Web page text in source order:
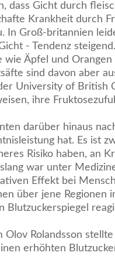
dass Gicht durch
Krankheit durch
In Groß-britannien
- Tendenz
Äpfel und Orangen
sind davon aber
University of British
ihre
darüber hinaus
hat. Es ist
Risiko haben, an
war unter
Effekt bei
über jene Regionen
Blutzuckerspiegel
Olov Rolandsson
erhöhten